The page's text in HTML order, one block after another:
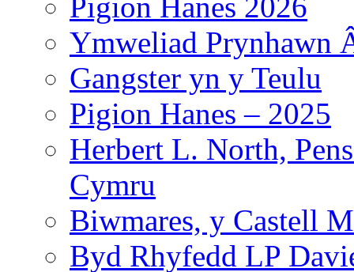
Ymweliad Prynhawn
Gangster yn y Teulu
Pigion Hanes – 2025
Herbert L. North,
Cymru
Biwmares, y Castell
Byd Rhyfedd LP